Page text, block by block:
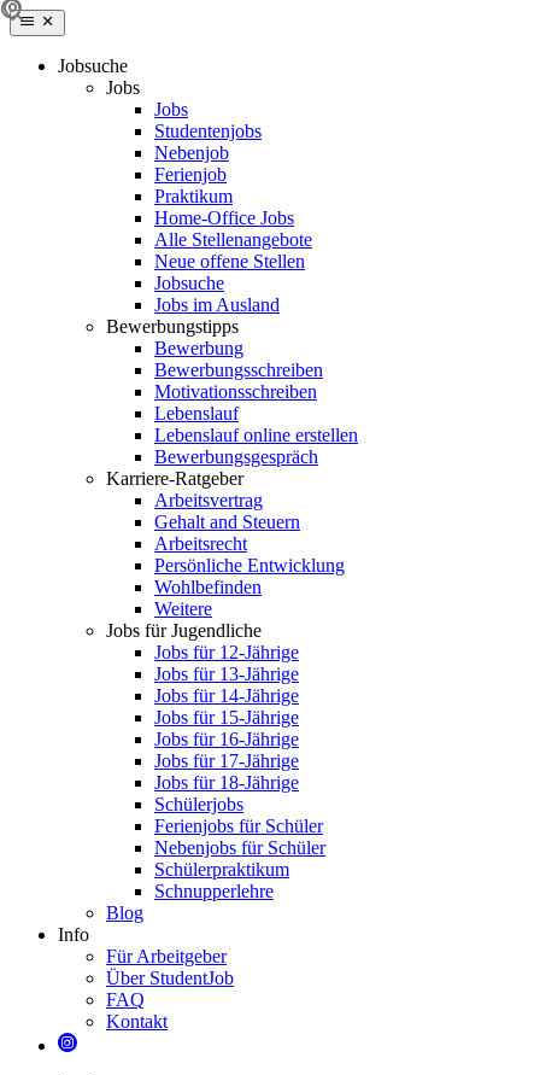
Jobsuche
Jobs
Jobs
Studentenjobs
Nebenjob
Ferienjob
Praktikum
Home-Office Jobs
Alle Stellenangebote
Neue offene Stellen
Jobsuche
Jobs im Ausland
Bewerbungstipps
Bewerbung
Bewerbungsschreiben
Motivationsschreiben
Lebenslauf
Lebenslauf online erstellen
Bewerbungsgespräch
Karriere-Ratgeber
Arbeitsvertrag
Gehalt and Steuern
Arbeitsrecht
Persönliche Entwicklung
Wohlbefinden
Weitere
Jobs für Jugendliche
Jobs für 12-Jährige
Jobs für 13-Jährige
Jobs für 14-Jährige
Jobs für 15-Jährige
Jobs für 16-Jährige
Jobs für 17-Jährige
Jobs für 18-Jährige
Schülerjobs
Ferienjobs für Schüler
Nebenjobs für Schüler
Schülerpraktikum
Schnupperlehre
Blog
Info
Für Arbeitgeber
Über StudentJob
FAQ
Kontakt